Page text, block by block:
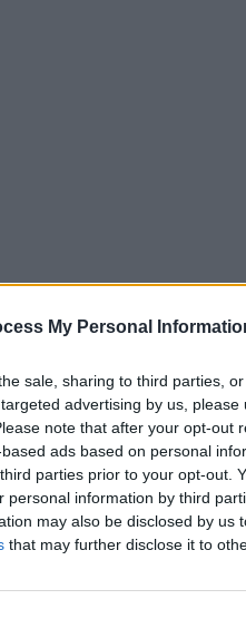
My Personal
sale, sharing to third parties,
advertising by us,
note that after your opt-out
ads based on personal
parties prior to your opt-out.
information by third
may also be disclosed by us
that may further disclose it to